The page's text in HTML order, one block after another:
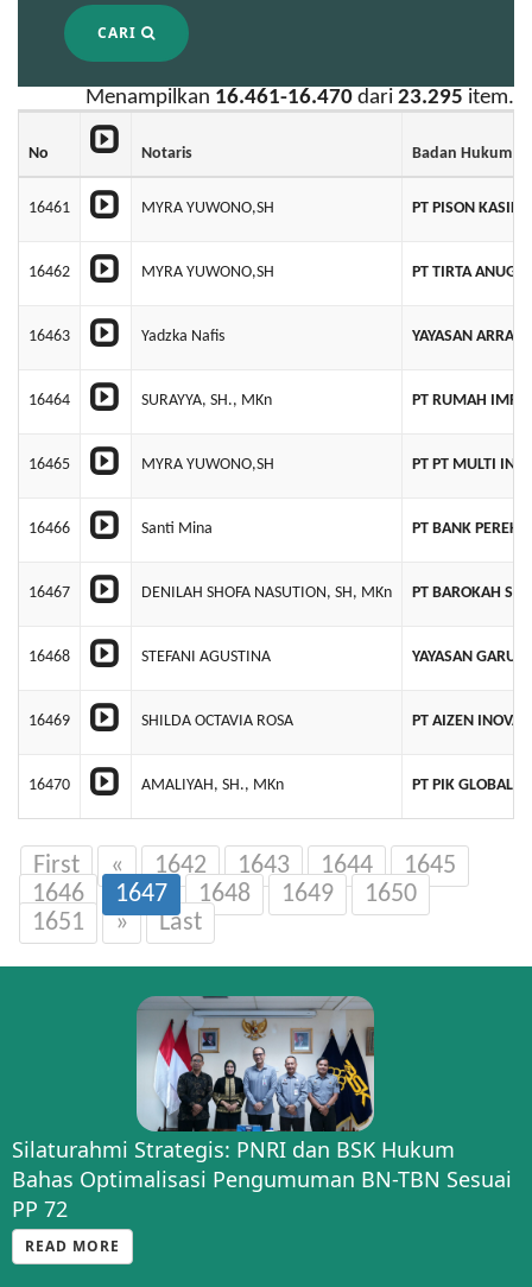
CARI
Menampilkan 16.461-16.470 dari 23.295 item.
No Notaris Badan Hukum
16461 MYRA YUWONO,SH PT PISON KASIH
16462 MYRA YUWONO,SH PT TIRTA
16463 Yadzka Nafis YAYASAN
16464 SURAYYA, SH., MKn PT RUMAH
16465 MYRA YUWONO,SH PT PT MULTI
16466 Santi Mina PT BANK
16467 DENILAH SHOFA NASUTION, SH, MKn PT BAROKAH
16468 STEFANI AGUSTINA YAYASAN
16469 SHILDA OCTAVIA ROSA PT AIZEN
16470 AMALIYAH, SH., MKn PT PIK GLOBAL
First « 1642 1643 1644
1645
1646
1647 1648 1649
1650
1651
» Last
Silaturahmi Strategis: PNRI dan BSK Hukum
Bahas Optimalisasi Pengumuman BN-TBN Sesuai
PP 72
READ MORE